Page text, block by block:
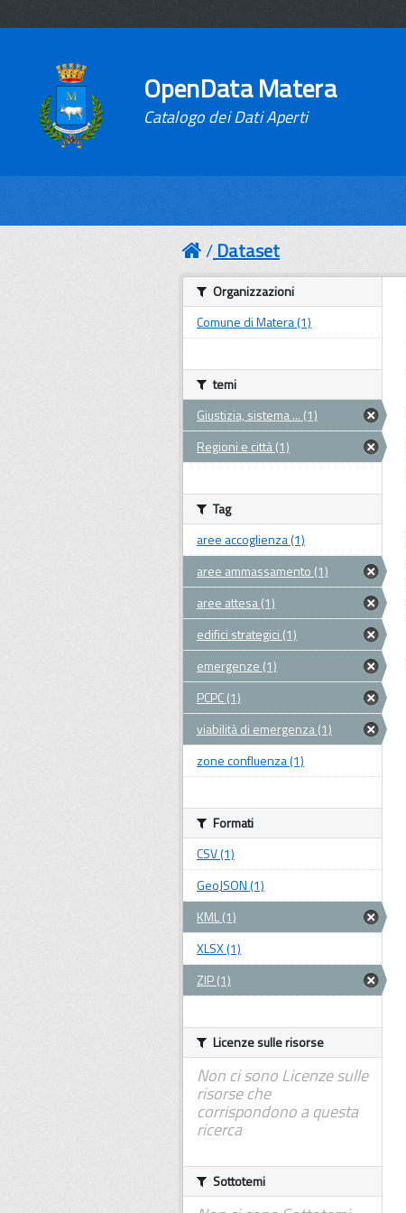
OpenData Matera
Catalogo dei Dati Aperti
Dataset
Organizzazioni
Comune di Matera (1)
temi
Giustizia, sistema ... (1)
Regioni e città (1)
Tag
aree accoglienza (1)
aree ammassamento (1)
aree attesa (1)
edifici strategici (1)
emergenze (1)
PCPC (1)
viabilità di emergenza (1)
zone confluenza (1)
Formati
CSV (1)
GeoJSON (1)
KML (1)
XLSX (1)
ZIP (1)
Licenze sulle risorse
Non ci sono Licenze sulle
risorse che
corrispondono a questa
ricerca
Sottotemi